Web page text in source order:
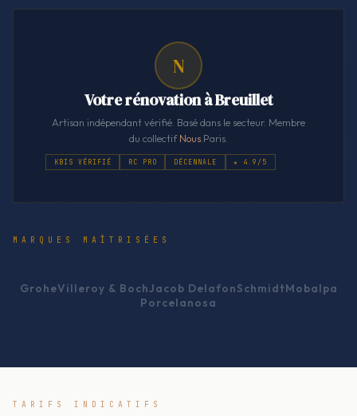
N
Votre rénovation à Breuillet
Artisan indépendant vérifié. Basé dans le secteur. Membre
du collectifNous .Paris.
KBIS VÉRIFIÉ RC PRO DÉCENNALE ★ 4.9/5
MARQUES MAÎTRISÉES
GroheVilleroy & BochJacob DelafonSchmidtMobalpa
Porcelanosa
TARIFS INDICATIFS